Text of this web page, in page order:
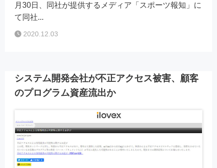
月30日、同社が提供するメディア「スポーツ報知」に
て同社...
2020.12.03
システム開発会社が不正アクセス被害、顧客
のプログラム資産流出か